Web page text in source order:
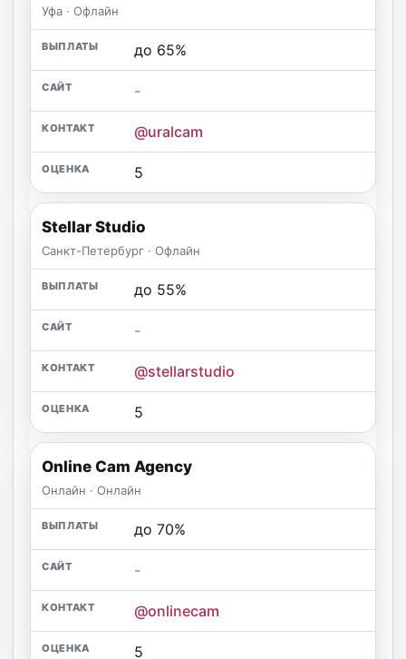
Уфа · Офлайн
до 65%
-
@uralcam
5
Stellar Studio
Санкт-Петербург · Офлайн
до 55%
-
@stellarstudio
5
Online Cam Agency
Онлайн · Онлайн
до 70%
-
@onlinecam
5